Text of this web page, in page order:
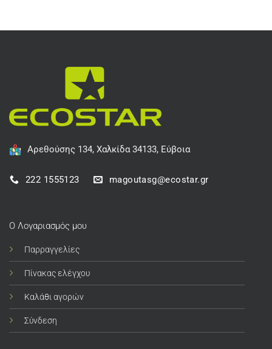
Αρεθούσης 134, Χαλκίδα 34133, Εύβοια
222 1555123 magoutasg@ecostar.gr
Ο Λογαριασμός μου
Παρραγγελίες
Πίνακας ελέγχου
Καλάθι αγορών
Σύνδεση